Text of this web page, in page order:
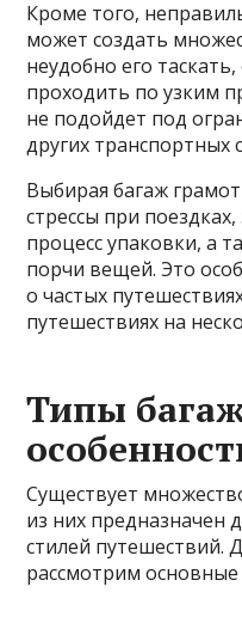
Кроме того,
может создать
неудобно его
проходить по узким
не подойдет под
других транспортных
Выбирая багаж
стрессы при
процесс упаковки, а
порчи вещей. Это
о частых
путешествиях на
Типы
Существует
из них предназначен
стилей путешествий.
рассмотрим основные